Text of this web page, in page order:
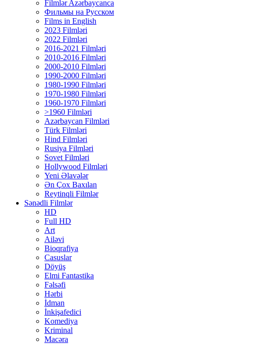
Filmlər Azərbaycanca
Фильмы на Русском
Films in English
2023 Filmləri
2022 Filmləri
2016-2021 Filmləri
2010-2016 Filmləri
2000-2010 Filmləri
1990-2000 Filmləri
1980-1990 Filmləri
1970-1980 Filmləri
1960-1970 Filmləri
>1960 Filmləri
Azərbaycan Filmləri
Türk Filmləri
Hind Filmləri
Rusiya Filmləri
Sovet Filmləri
Hollywood Filmləri
Yeni Əlavələr
Ən Çox Baxılan
Reytinqli Filmlər
Sənədli Filmlər
HD
Full HD
Art
Ailəvi
Bioqrafiya
Casuslar
Döyüş
Elmi Fantastika
Fəlsəfi
Hərbi
İdman
İnkişafedici
Komediya
Kriminal
Macəra